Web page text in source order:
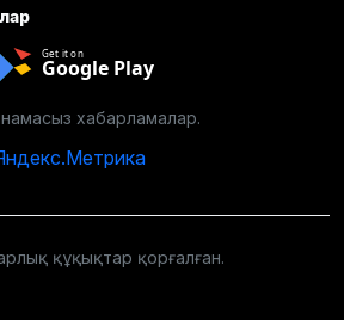
Get it on
Google Play
хабарламалар.
құқықтар қорғалған.